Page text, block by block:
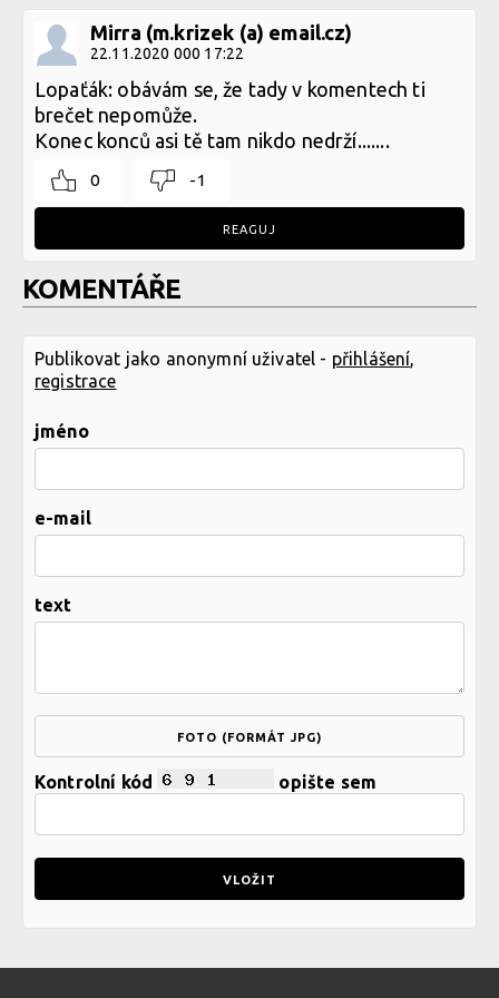
Mirra (m.krizek (a) email.cz)
22.11.2020 000 17:22
Lopaťák: obávám se, že tady v komentech ti
brečet nepomůže.
Konec konců asi tě tam nikdo nedrží.......
0 -1
REAGUJ
KOMENTÁŘE
Publikovat jako anonymní uživatel - přihlášení,
registrace
jméno
e-mail
text
FOTO (FORMÁT JPG)
Kontrolní kód opište sem